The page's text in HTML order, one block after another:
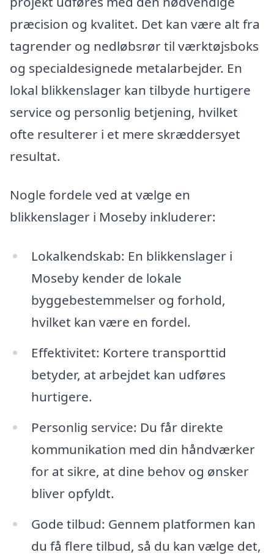
præcision og kvalitet. Det kan være alt fra
tagrender og nedløbsrør til værktøjsboks
og specialdesignede metalarbejder. En
lokal blikkenslager kan tilbyde hurtigere
service og personlig betjening, hvilket
ofte resulterer i et mere skræddersyet
resultat.
Nogle fordele ved at vælge en
blikkenslager i Moseby inkluderer:
Lokalkendskab: En blikkenslager i
Moseby kender de lokale
byggebestemmelser og forhold,
hvilket kan være en fordel.
Effektivitet: Kortere transporttid
betyder, at arbejdet kan udføres
hurtigere.
Personlig service: Du får direkte
kommunikation med din håndværker
for at sikre, at dine behov og ønsker
bliver opfyldt.
Gode tilbud: Gennem platformen kan
du få flere tilbud, så du kan vælge det,